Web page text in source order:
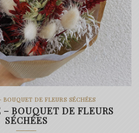
DE FLEURS SÉCHÉES
– BOUQUET DE FLEURS
SÉCHÉES